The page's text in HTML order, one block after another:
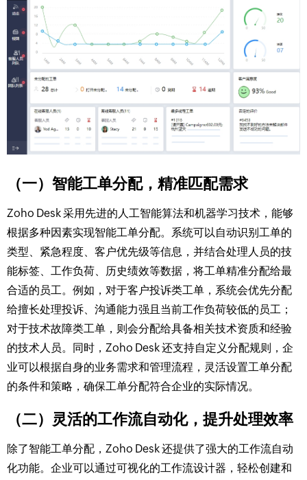
（一）智能工单分配，精准匹配需求​
Zoho Desk 采用先进的人工智能算法和机器学习技术，能够
根据多种因素实现智能工单分配。系统可以自动识别工单的
类型、紧急程度、客户优先级等信息，并结合处理人员的技
能标签、工作负荷、历史绩效等数据，将工单精准分配给最
合适的员工。例如，对于客户投诉类工单，系统会优先分配
给擅长处理投诉、沟通能力强且当前工作负荷较低的员工；
对于技术故障类工单，则会分配给具备相关技术资质和经验
的技术人员。同时，Zoho Desk 还支持自定义分配规则，企
业可以根据自身的业务需求和管理流程，灵活设置工单分配
的条件和策略，确保工单分配符合企业的实际情况。​
（二）灵活的工作流自动化，提升处理效率​
除了智能工单分配，Zoho Desk 还提供了强大的工作流自动
化功能。企业可以通过可视化的工作流设计器，轻松创建和